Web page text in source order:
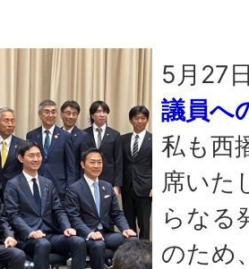
5月27
議員へ
私も西
席いた
らなる
のため